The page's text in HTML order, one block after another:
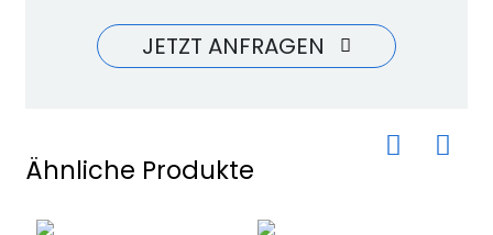
JETZT ANFRAGEN
Ähnliche Produkte